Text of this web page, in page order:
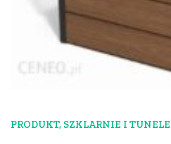
PRODUKT, SZKLARNIE I